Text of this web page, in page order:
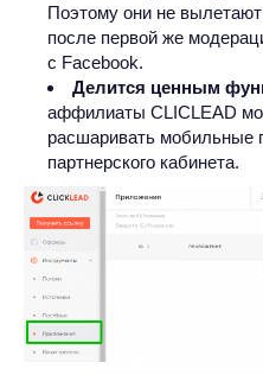
Поэтому они не
после первой же
с Facebook.
Делится ценным
аффилиаты CLICLEAD
расшаривать мобильные
партнерского кабинета.